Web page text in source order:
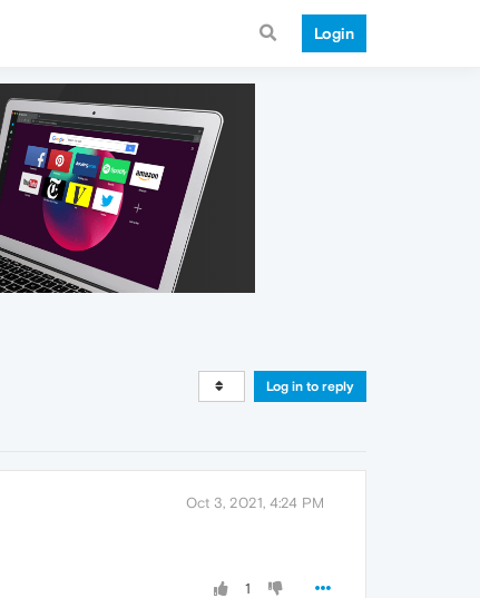
Login
Log in to reply
Oct 3, 2021, 4:24 PM
1